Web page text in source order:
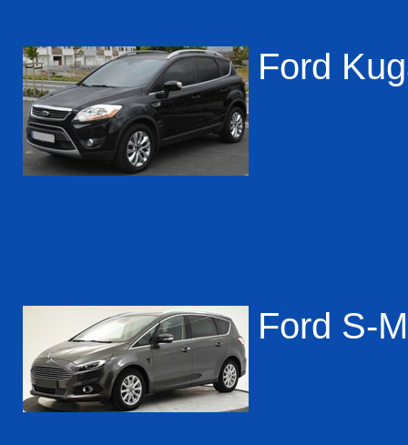
Ford
Ford S-